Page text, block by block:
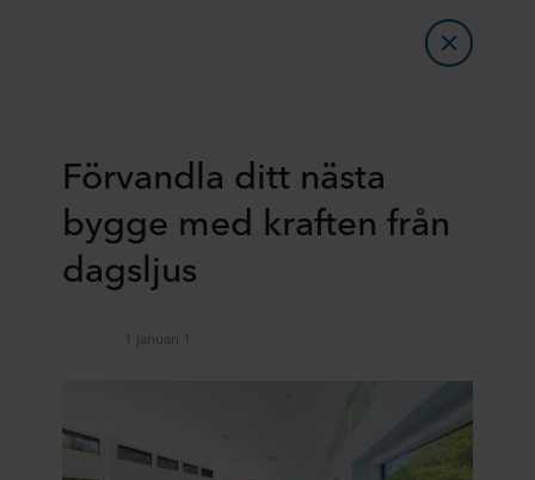
Förvandla ditt nästa
bygge med kraften från
dagsljus
1 januari 1